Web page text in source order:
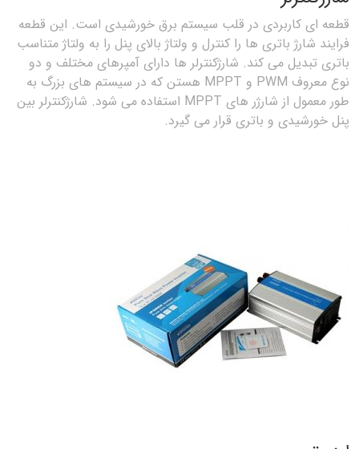
قطعه ای کاربردی در قلب سیستم برق خورشیدی است. این قطعه
فرایند شارژ باتری ها را کنترل و ولتاژ بالای پنل را به ولتاژ متناسب
باتری تبدیل می کند. شارژکنترلر ها دارای آمپرهای مختلف و دو
نوع معروف PWM و MPPT هستن که در سیستم های بزرگ به
طور معمول از شارژر های MPPT استفاده می شود. شارژکنترلر بین
پنل خورشیدی و باتری قرار می گیرد.